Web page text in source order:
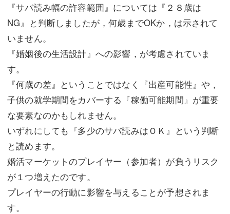
『サバ読み幅の許容範囲』については『２８歳は
NG』と判断しましたが，何歳までOKか，は示されて
いません。
『婚姻後の生活設計』への影響，が考慮されていま
す。
『何歳の差』ということではなく『出産可能性』や，
子供の就学期間をカバーする『稼働可能期間』が重要
な要素なのかもしれません。
いずれにしても『多少のサバ読みはＯＫ』という判断
と読めます。
婚活マーケットのプレイヤー（参加者）が負うリスク
が１つ増えたのです。
プレイヤーの行動に影響を与えることが予想されま
す。